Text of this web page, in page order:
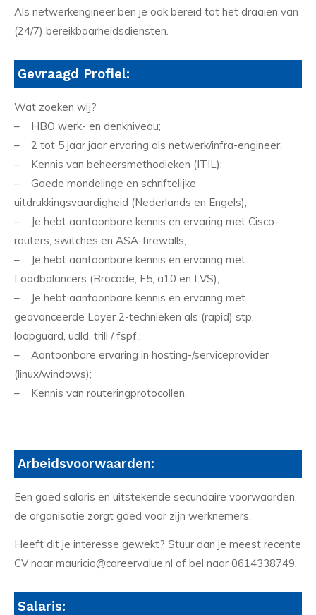
Als netwerkengineer ben je ook bereid tot het draaien van
(24/7) bereikbaarheidsdiensten.
Gevraagd Profiel:
Wat zoeken wij?
– HBO werk- en denkniveau;
– 2 tot 5 jaar jaar ervaring als netwerk/infra-engineer;
– Kennis van beheersmethodieken (ITIL);
– Goede mondelinge en schriftelijke
uitdrukkingsvaardigheid (Nederlands en Engels);
– Je hebt aantoonbare kennis en ervaring met Cisco-
routers, switches en ASA-firewalls;
– Je hebt aantoonbare kennis en ervaring met
Loadbalancers (Brocade, F5, a10 en LVS);
– Je hebt aantoonbare kennis en ervaring met
geavanceerde Layer 2-technieken als (rapid) stp,
loopguard, udld, trill / fspf.;
– Aantoonbare ervaring in hosting-/serviceprovider
(linux/windows);
– Kennis van routeringprotocollen.
Arbeidsvoorwaarden:
Een goed salaris en uitstekende secundaire voorwaarden,
de organisatie zorgt goed voor zijn werknemers.
Heeft dit je interesse gewekt? Stuur dan je meest recente
CV naar mauricio@careervalue.nl of bel naar 0614338749.
Salaris: